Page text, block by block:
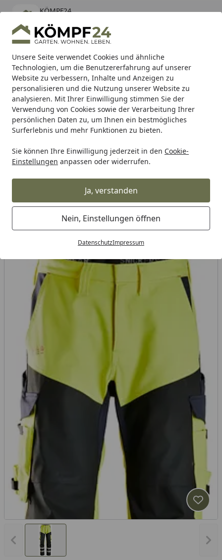
Unsere Seite verwendet Cookies und ähnliche
Technologien, um die Benutzererfahrung auf unserer
Website zu verbessern, Inhalte und Anzeigen zu
personalisieren und die Nutzung unserer Website zu
analysieren. Mit Ihrer Einwilligung stimmen Sie der
Verwendung von Cookies sowie der Verarbeitung Ihrer
persönlichen Daten zu, um Ihnen ein bestmögliches
Surferlebnis und mehr Funktionen zu bieten.
Sie können Ihre Einwilligung jederzeit in den Cookie-
Einstellungen anpassen oder widerrufen.
Ja, verstanden
Nein, Einstellungen öffnen
DatenschutzImpressum
KÖMPF24
kostenlos - Im App Store
Hotline
Alle Produkte
Mein Konto
Suchen
Karibu Pools inkl. gratis Sandfilteranlage & Pool-
Starterset (Gesamtwert bis 468,99€)
Startseite
Arbeitskleidung Signalkleidung Signalhose Snickers
Snickers ProtecWork Hi-Vis
Arbeitshose mit
Schienbeinverstärkung, Klasse 1,
EN 14404, 13034, 11611, 11612,
20471, IEC 61482
Vorheriges Bild anzeigen